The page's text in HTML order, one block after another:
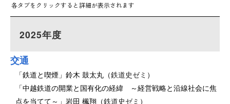
各タブをクリックすると詳細が表示されます